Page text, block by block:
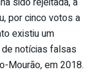
por cinco votos a
existiu um
notícias falsas
Mourão, em 2018.